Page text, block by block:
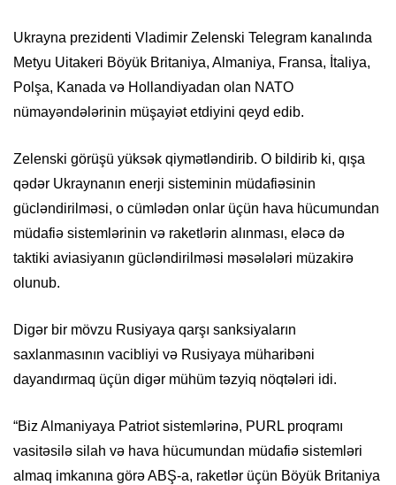
Ukrayna prezidenti Vladimir Zelenski Telegram kanalında
Metyu Uitakeri Böyük Britaniya, Almaniya, Fransa, İtaliya,
Polşa, Kanada və Hollandiyadan olan NATO
nümayəndələrinin müşayiət etdiyini qeyd edib.
Zelenski görüşü yüksək qiymətləndirib. O bildirib ki, qışa
qədər Ukraynanın enerji sisteminin müdafiəsinin
gücləndirilməsi, o cümlədən onlar üçün hava hücumundan
müdafiə sistemlərinin və raketlərin alınması, eləcə də
taktiki aviasiyanın gücləndirilməsi məsələləri müzakirə
olunub.
Digər bir mövzu Rusiyaya qarşı sanksiyaların
saxlanmasının vacibliyi və Rusiyaya müharibəni
dayandırmaq üçün digər mühüm təzyiq nöqtələri idi.
“Biz Almaniyaya Patriot sistemlərinə, PURL proqramı
vasitəsilə silah və hava hücumundan müdafiə sistemləri
almaq imkanına görə ABŞ-a, raketlər üçün Böyük Britaniya